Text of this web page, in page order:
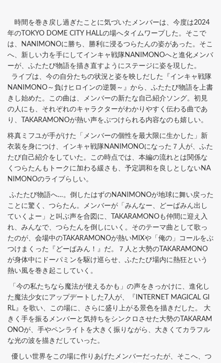
時間を巻き戻し過ぎたことに気づいたメンバーは、今度は2024
年のTOKYO DOME CITY HALLの場へタイムワープした。そこで
は、NANIMONOに勝ち、勝利に浸るつらたんの姿があった。そこ
へ、新しい力を手にしてインキャ戦隊NANIMONOへと進化メンバ
ーが、ふたたび物語を描き直すようにステージに姿を現した。
ライブは、今の自分たちの状況と姿を映しだした『インキャ戦隊
NANIMONO～負けヒロインの逆襲～』から、ふたたび物語を上書
きし始めた。この曲は、メンバーの新たな自己紹介ソング。初見
の人にも、それぞれのキャラクターがわかりやすく伝わる曲であ
り、TAKARAMONOが熱い声をぶつけられる内容なのも嬉しい。
柊真ミフユが手がけた「メンバーの個性を最大限に生かした」新
衣装を身につけ、インキャ戦隊NANIMONOになった７人が、ふた
たび自己紹介をしていた。この時点では、本編の流れとは関係な
くつらたんもトークに加わる緩さも、予定調和を良しとしないNA
NIMONOのライブらしい。
ふたたび物語へ…。倒したはずのNANIMONOが地球に舞い戻った
ことに驚く、つらたん。メンバーが「みんなー、どーぱみん出し
ていくよー」と叫ぶ声を合図に、TAKARAMONOも仲間に迎え入
れ、みんなで、つらたんを倒しにいく。そのテーマ曲として歌っ
たのが、会場中のTAKARAMONOが熱いMIXや「俺の」コールをぶ
つけまくった『どーぱみん！』だ。７人と大勢のTAKARAMONO
が身体中にドーパミンを駆け巡らせ、ふたたび場内に熱狂という
熱い風を巻き起こしていく。
「今の私たちなら魔法が使えるかも」の声をきっかけに、進化し
た魔法少女にアップデートした7人が、『INTERNET MAGICAL GI
RL』を歌い、この場に、さらに盛り上がる景色を描きだした。 大
きく手を振るメンバーと気持ちをシンクロさせた大勢のTAKARAM
ONOが、手やペンライトを大きく振りながら、大きくてカラフル
な光の波を描きだしていった。
優しい世界をこの場に作りあげたメンバーだったが、そこへ、つ